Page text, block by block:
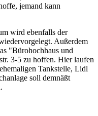
jemand kann
wird ebenfalls der
Außerdem
"Bürohochhaus und
3-5 zu hoffen. Hier laufen
Tankstelle, Lidl
soll demnäßt